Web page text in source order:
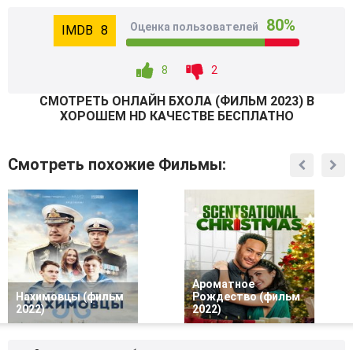
8 Оценка пользователей 80%
8 2
СМОТРEТЬ ОНЛАЙН БХОЛА (ФИЛЬМ 2023) В
ХОРОШЕМ HD КАЧЕСТВЕ БЕСПЛАТНО
Смотреть похожие Фильмы:
Нахимовцы (фильм
2022)
Ароматное
Рождество (фильм
2022)